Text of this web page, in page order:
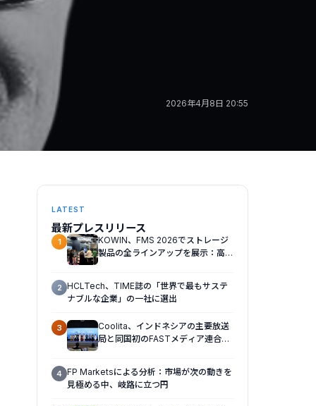
2026年4月8日 20:55
LATEST
最新プレスリリース
1
KOWIN、FMS 2026でストレージ
製品の全ラインアップを展示：高性
2 HCLTech、TIME誌の「世界で最もサステ
ナブルな企業」の一社に選出
3
Coolita、インドネシアの主要放送
局と同国初のFASTメディア連合を
4 FP Marketsによる分析：市場が次の動きを
見極める中、岐路に立つ円